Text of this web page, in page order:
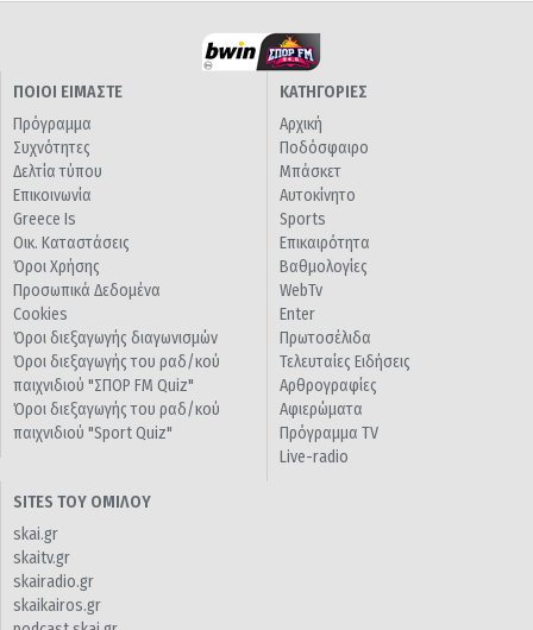
ΠΟΙΟΙ ΕΙΜΑΣΤΕ
Πρόγραμμα
Συχνότητες
Δελτία τύπου
Επικοινωνία
Greece Is
Οικ. Καταστάσεις
Όροι Χρήσης
Προσωπικά Δεδομένα
Cookies
Όροι διεξαγωγής διαγωνισμών
Όροι διεξαγωγής του ραδ/κού
παιχνιδιού "ΣΠΟΡ FM Quiz"
Όροι διεξαγωγής του ραδ/κού
παιχνιδιού "Sport Quiz"
ΚΑΤΗΓΟΡΙΕΣ
Αρχική
Ποδόσφαιρο
Μπάσκετ
Αυτοκίνητο
Sports
Επικαιρότητα
Βαθμολογίες
WebTv
Enter
Πρωτοσέλιδα
Τελευταίες Ειδήσεις
Αρθρογραφίες
Αφιερώματα
Πρόγραμμα TV
Live-radio
SITES ΤΟΥ ΟΜΙΛΟΥ
skai.gr
skaitv.gr
skairadio.gr
skaikairos.gr